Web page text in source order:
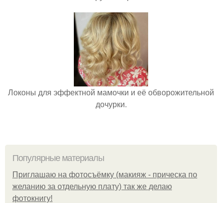
Локоны для эффектной мамочки и её обворожительной
дочурки.
Популярные материалы
Приглашаю на фотосъёмку (макияж - прическа по
желанию за отдельную плату) так же делаю
фотокнигу!